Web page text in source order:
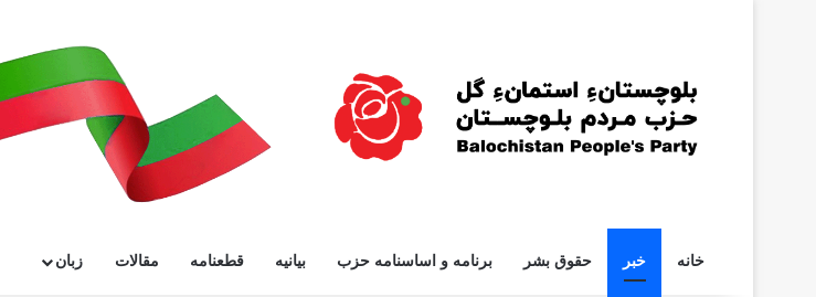
خانه خبر حقوق بشر برنامه و اساسنامه حزب بیانیه قطعنامه مقالات زبان